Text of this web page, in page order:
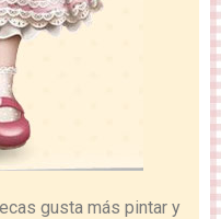
gusta más pintar y